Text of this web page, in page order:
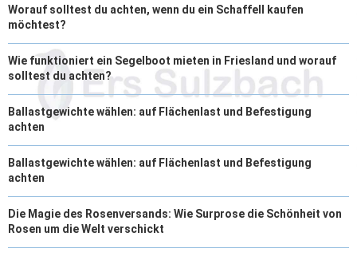
Worauf solltest du achten, wenn du ein Schaffell kaufen
möchtest?
Wie funktioniert ein Segelboot mieten in Friesland und worauf
solltest du achten?
Ballastgewichte wählen: auf Flächenlast und Befestigung
achten
Ballastgewichte wählen: auf Flächenlast und Befestigung
achten
Die Magie des Rosenversands: Wie Surprose die Schönheit von
Rosen um die Welt verschickt